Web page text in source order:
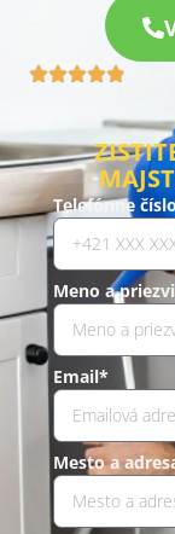
Telefónne
Meno a
Email*
Mesto a